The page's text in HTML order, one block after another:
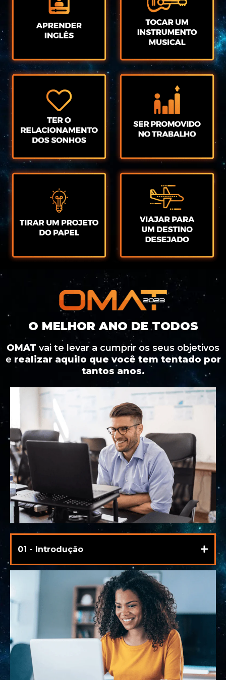
O MELHOR ANO DE TODOS
OMAT vai te levar a cumprir os seus objetivos
e realizar aquilo que você tem tentado por
tantos anos.
01 - Introdução